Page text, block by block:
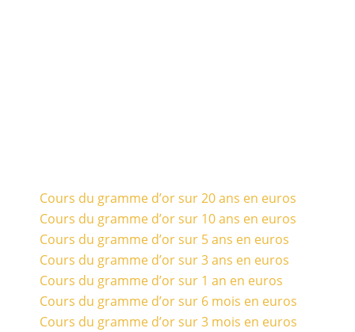
Cours du gramme d’or sur 20 ans en euros
Cours du gramme d’or sur 10 ans en euros
Cours du gramme d’or sur 5 ans en euros
Cours du gramme d’or sur 3 ans en euros
Cours du gramme d’or sur 1 an en euros
Cours du gramme d’or sur 6 mois en euros
Cours du gramme d’or sur 3 mois en euros